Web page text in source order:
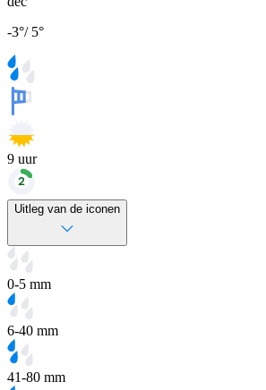
-3°/ 5°
9 uur
Uitleg van de iconen
0-5 mm
6-40 mm
41-80 mm